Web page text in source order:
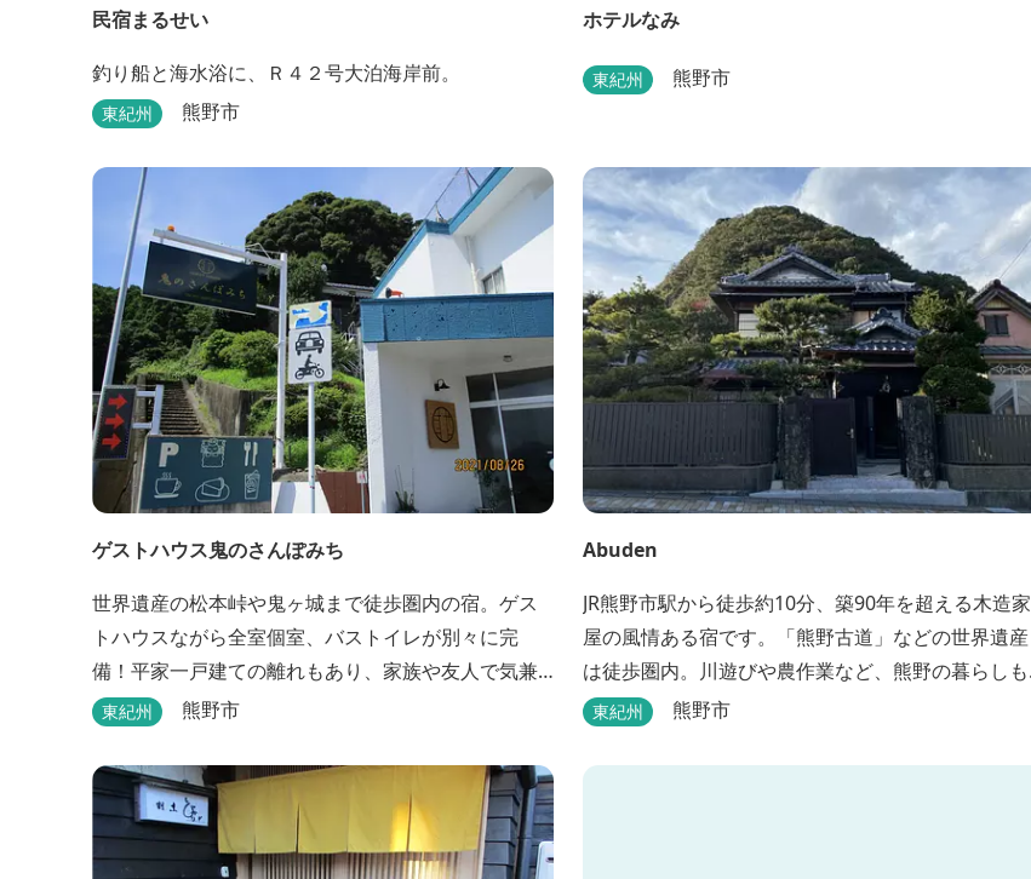
民宿まるせい
釣り船と海水浴に、Ｒ４２号大泊海岸前。
東紀州 熊野市
ホテルなみ
東紀州 熊野市
ゲストハウス鬼のさんぽみち
世界遺産の松本峠や鬼ヶ城まで徒歩圏内の宿。ゲス
トハウスながら全室個室、バストイレが別々に完
備！平家一戸建ての離れもあり、家族や友人で気兼
ねなく泊まれます。
東紀州 熊野市
Abuden
JR熊野市駅から徒歩約10分、築90年を超える木造家
屋の風情ある宿です。「熊野古道」などの世界遺産
は徒歩圏内。川遊びや農作業など、熊野の暮らしも
楽しめます。
東紀州 熊野市